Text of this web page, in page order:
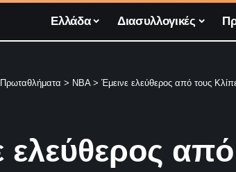
Ελλάδα Διασυλλογικές
Πρωταθλήματα > NBA> Έμεινε ελεύθερος από τους
ελεύθερος